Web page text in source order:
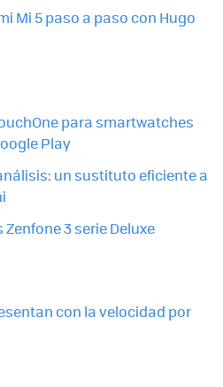
Mi 5 paso a paso con Hugo
para smartwatches
Play
un sustituto eficiente a
3 serie Deluxe
con la velocidad por